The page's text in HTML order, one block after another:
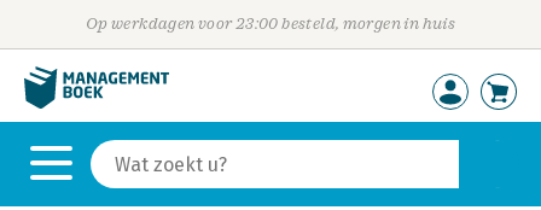
Op werkdagen voor 23:00 besteld, morgen in huis